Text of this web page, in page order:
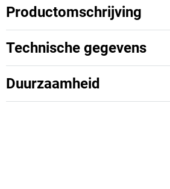
Productomschrijving
Technische gegevens
Duurzaamheid